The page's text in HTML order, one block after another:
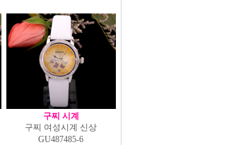
구찌 시계
구찌 여성시계 신상
GU487485-6